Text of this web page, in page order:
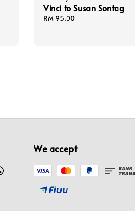
Vinci to Susan Sontag
Regular
RM 95.00
We accept